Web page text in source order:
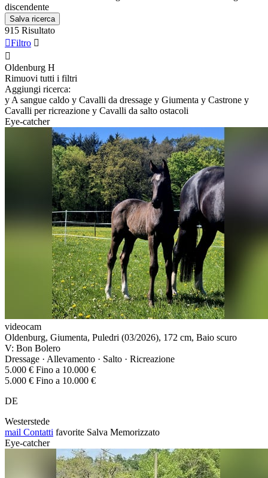
discendente
Salva ricerca
915 Risultato
Filtro 

Oldenburg H
Rimuovi tutti i filtri
Aggiungi ricerca:
y A sangue caldo y Cavalli da dressage y Giumenta y Castrone y
Cavalli per ricreazione y Cavalli da salto ostacoli
Eye-catcher
videocam
Oldenburg, Giumenta, Puledri (03/2026), 172 cm, Baio scuro
V: Bon Bolero
Dressage · Allevamento · Salto · Ricreazione
5.000 € Fino a 10.000 €
5.000 € Fino a 10.000 €
DE
Westerstede
mail Contatti favorite Salva Memorizzato
Eye-catcher